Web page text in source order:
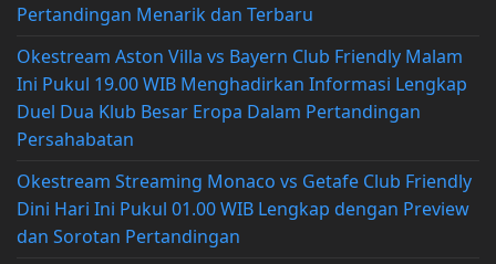
Pertandingan Menarik dan Terbaru
Okestream Aston Villa vs Bayern Club Friendly Malam
Ini Pukul 19.00 WIB Menghadirkan Informasi Lengkap
Duel Dua Klub Besar Eropa Dalam Pertandingan
Persahabatan
Okestream Streaming Monaco vs Getafe Club Friendly
Dini Hari Ini Pukul 01.00 WIB Lengkap dengan Preview
dan Sorotan Pertandingan